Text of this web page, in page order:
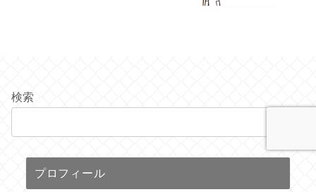
検索
プロフィール